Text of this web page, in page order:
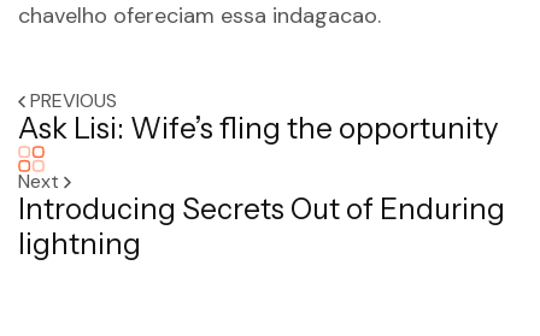
chavelho ofereciam essa indagacao.
PREVIOUS
Ask Lisi: Wife’s fling the opportunity
Next
Introducing Secrets Out of Enduring
lightning